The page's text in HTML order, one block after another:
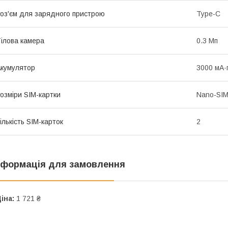
для зарядного пристрою Type-C
камера 0.3 Мп
3000
SIM-картки Nano-SIM
SIM-карток 2
для замовлення
1 721 ₴